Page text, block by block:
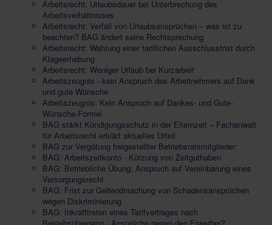
Arbeitsrecht: Urlaubsdauer bei Unterbrechung des
Arbeitsverhältnisses
Arbeitsrecht: Verfall von Urlaubsansprüchen – was ist zu
beachten? BAG ändert seine Rechtsprechung
Arbeitsrecht: Wahrung einer tariflichen Ausschlussfrist durch
Klageerhebung
Arbeitsrecht: Weniger Urlaub bei Kurzarbeit
Arbeitszeugnis - kein Anspruch des Arbeitnehmers auf Dank
und gute Wünsche
Arbeitszeugnis: Kein Anspruch auf Dankes- und Gute-
Wünsche-Formel
BAG stärkt Kündigungsschutz in der Elternzeit – Fachanwalt
für Arbeitsrecht erklärt aktuelles Urteil
BAG zur Vergütung freigestellter Betriebsratsmitglieder:
BAG: Arbeitszeitkonto - Kürzung von Zeitguthaben
BAG: Betriebliche Übung; Anspruch auf Vereinbarung eines
Versorgungsrecht
BAG: Frist zur Geltendmachung von Schadensansprüchen
wegen Diskriminierung
BAG: Inkrafttreten eines Tarifvertrages nach
Betriebsübergang - Ansprüche gegen den Erwerber?